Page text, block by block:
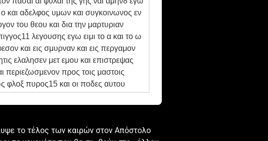
και αδελφος υμων και συγκοινωνος εν
του θεου και δια την μαρτυριαν
λεγουσης εγω ειμι το α και το ω
και εις σμυρναν και εις περγαμον
ελαλησεν μετ εμου και επιστρεψας
προς τοις μαστοις
φλοξ πυρος15 και οι ποδες αυτου
και οτε ειδον αυτον επεσα
γραψον α ειδες και α εισιν και α
το τέλος των καιρών στον Απόστολο